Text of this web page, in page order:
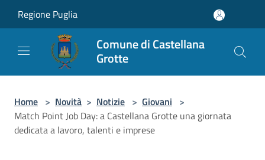
Regione Puglia
Comune di Castellana
Grotte
Home > Novità > Notizie > Giovani >
Match Point Job Day: a Castellana Grotte una giornata
dedicata a lavoro, talenti e imprese